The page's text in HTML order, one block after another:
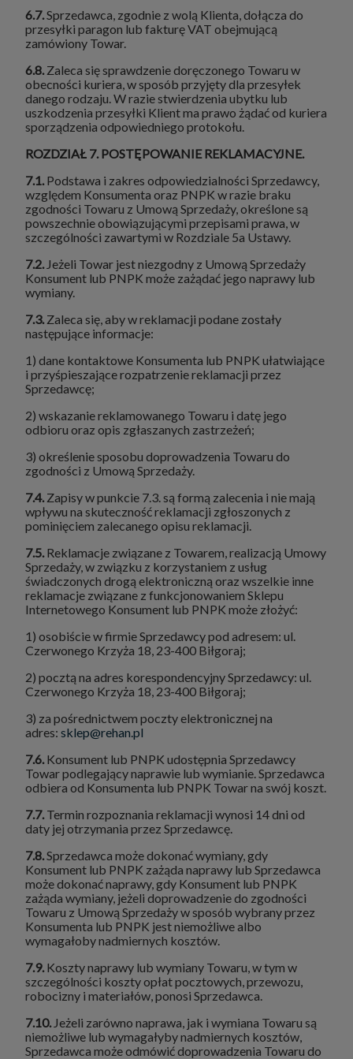
6.7.Sprzedawca, zgodnie z wolą Klienta, dołącza do
przesyłki paragon lub fakturę VAT obejmującą
zamówiony Towar.
6.8. Zaleca się sprawdzenie doręczonego Towaru w
obecności kuriera, w sposób przyjęty dla przesyłek
danego rodzaju. W razie stwierdzenia ubytku lub
uszkodzenia przesyłki Klient ma prawo żądać od kuriera
sporządzenia odpowiedniego protokołu.
ROZDZIAŁ 7. POSTĘPOWANIE REKLAMACYJNE.
7.1. Podstawa i zakres odpowiedzialności Sprzedawcy,
względem Konsumenta oraz PNPK w razie braku
zgodności Towaru z Umową Sprzedaży, określone są
powszechnie obowiązującymi przepisami prawa, w
szczególności zawartymi w Rozdziale 5a Ustawy.
7.2. Jeżeli Towar jest niezgodny z Umową Sprzedaży
Konsument lub PNPK może zażądać jego naprawy lub
wymiany.
7.3. Zaleca się, aby w reklamacji podane zostały
następujące informacje:
1) dane kontaktowe Konsumenta lub PNPK ułatwiające
i przyśpieszające rozpatrzenie reklamacji przez
Sprzedawcę;
2) wskazanie reklamowanego Towaru i datę jego
odbioru oraz opis zgłaszanych zastrzeżeń;
3) określenie sposobu doprowadzenia Towaru do
zgodności z Umową Sprzedaży.
7.4. Zapisy w punkcie 7.3. są formą zalecenia i nie mają
wpływu na skuteczność reklamacji zgłoszonych z
pominięciem zalecanego opisu reklamacji.
7.5. Reklamacje związane z Towarem, realizacją Umowy
Sprzedaży, w związku z korzystaniem z usług
świadczonych drogą elektroniczną oraz wszelkie inne
reklamacje związane z funkcjonowaniem Sklepu
Internetowego Konsument lub PNPK może złożyć:
1) osobiście w firmie Sprzedawcy pod adresem: ul.
Czerwonego Krzyża 18, 23-400 Biłgoraj;
2) pocztą na adres korespondencyjny Sprzedawcy: ul.
Czerwonego Krzyża 18, 23-400 Biłgoraj;
3) za pośrednictwem poczty elektronicznej na
adres: sklep@rehan.pl
7.6. Konsument lub PNPK udostępnia Sprzedawcy
Towar podlegający naprawie lub wymianie. Sprzedawca
odbiera od Konsumenta lub PNPK Towar na swój koszt.
7.7. Termin rozpoznania reklamacji wynosi 14 dni od
daty jej otrzymania przez Sprzedawcę.
7.8.Sprzedawca może dokonać wymiany, gdy
Konsument lub PNPK zażąda naprawy lub Sprzedawca
może dokonać naprawy, gdy Konsument lub PNPK
zażąda wymiany, jeżeli doprowadzenie do zgodności
Towaru z Umową Sprzedaży w sposób wybrany przez
Konsumenta lub PNPK jest niemożliwe albo
wymagałoby nadmiernych kosztów.
7.9. Koszty naprawy lub wymiany Towaru, w tym w
szczególności koszty opłat pocztowych, przewozu,
robocizny i materiałów, ponosi Sprzedawca.
7.10. Jeżeli zarówno naprawa, jak i wymiana Towaru są
niemożliwe lub wymagałyby nadmiernych kosztów,
Sprzedawca może odmówić doprowadzenia Towaru do